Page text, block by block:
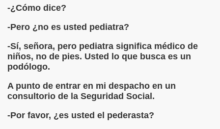
-¿Cómo dice?
-Pero ¿no es usted pediatra?
-Sí, señora, pero pediatra significa médico de
niños, no de pies. Usted lo que busca es un
podólogo.
A punto de entrar en mi despacho en un
consultorio de la Seguridad Social.
-Por favor, ¿es usted el pederasta?
de 1519)
Queca)
el Mudo..., de El Decamerón (Giovanni Boccaccio)